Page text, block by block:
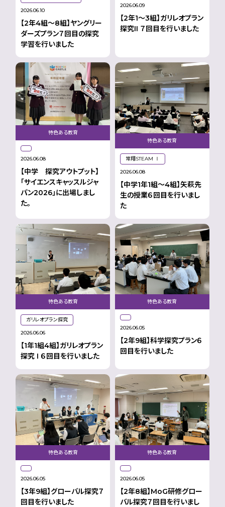
2026.06.10
【2年4組〜8組】ヤングリー
ダーズプラン７回目の探究
学習を行いました
2026.06.09
【2年1〜3組】ガリレオプラン
探究II ７回目を行いました
2026.06.08
特色ある教育
【中学 探究アウトプット】
「サイエンスキャッスルジャ
パン2026」に出場しまし
た。
2026.06.08
特色ある教育
常翔STEAM Ⅰ
【中学1年1組〜4組】矢萩先
生の授業６回目を行いまし
た
2026.06.06
特色ある教育
ガリレオプラン探究
【1年1組4組】ガリレオプラン
探究 I ６回目を行いました
2026.06.05
特色ある教育
【2年9組】科学探究プラン６
回目を行いました
2026.06.05
特色ある教育
【3年9組】グローバル探究７
回目を行いました
2026.06.05
特色ある教育
【2年8組】MoG研修グロー
バル探究７回目を行いまし